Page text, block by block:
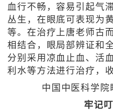
血行不畅，容易引起气
丛生，在眼底可表现为
等。在治疗上唐老师古
相结合，眼局部辨证和
分别采用凉血止血、活
利水等方法进行治疗，
中国中医科学
牢记